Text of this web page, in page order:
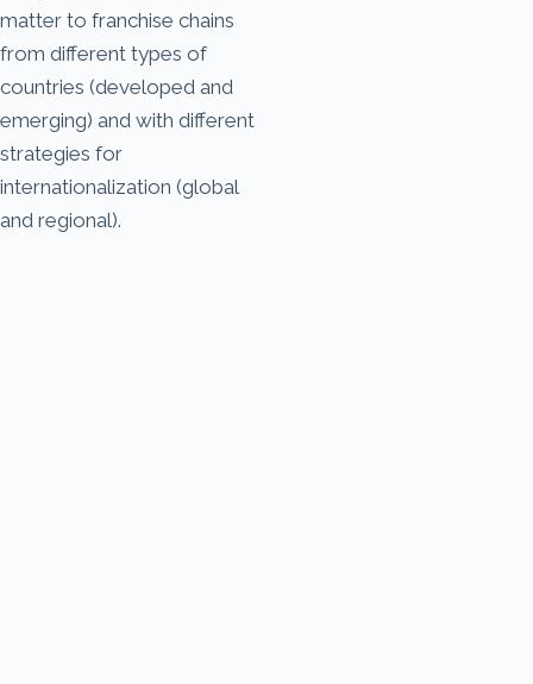
matter to franchise chains
from different types of
countries (developed and
emerging) and with different
strategies for
internationalization (global
and regional).